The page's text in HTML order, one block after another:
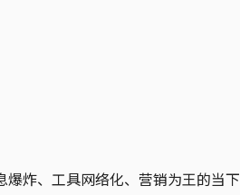
炸、工具网络化、营销为王的当下